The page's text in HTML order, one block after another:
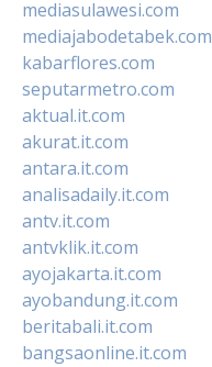
mediasulawesi.com
mediajabodetabek.com
kabarflores.com
seputarmetro.com
aktual.it.com
akurat.it.com
antara.it.com
analisadaily.it.com
antv.it.com
antvklik.it.com
ayojakarta.it.com
ayobandung.it.com
beritabali.it.com
bangsaonline.it.com